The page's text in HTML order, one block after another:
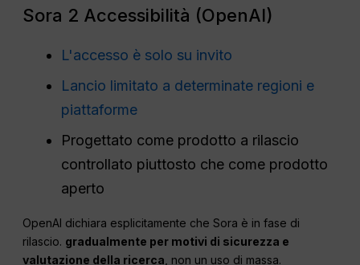
Sora 2 Accessibilità (OpenAI)
L'accesso è solo su invito
Lancio limitato a determinate regioni e
piattaforme
Progettato come prodotto a rilascio
controllato piuttosto che come prodotto
aperto
OpenAI dichiara esplicitamente che Sora è in fase di
rilascio. gradualmente per motivi di sicurezza e
valutazione della ricerca, non un uso di massa.